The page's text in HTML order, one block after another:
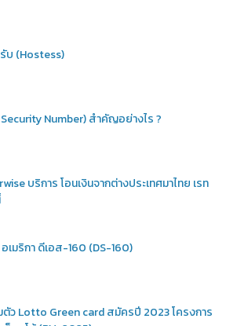
บ (Hostess)
Security Number) สำคัญอย่างไร ?
บริการ โอนเงินจากต่างประเทศมาไทย เรท
เมริกา ดีเอส-160 (DS-160)
ตัว Lotto Green card สมัครปี 2023 โครงการ